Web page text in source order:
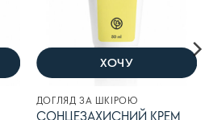
ХОЧУ
ДОГЛЯД ЗА ШКІРОЮ